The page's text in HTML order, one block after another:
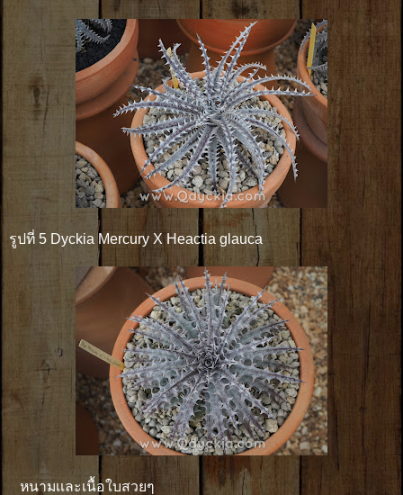
รูปที่ 5 Dyckia Mercury X Heactia glauca
หนามเเละเนื้อใบสวยๆ